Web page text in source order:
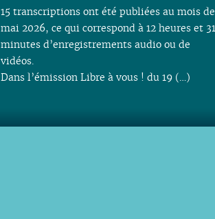
15 transcriptions ont été publiées au mois de
mai 2026, ce qui correspond à 12 heures et 31
minutes d’enregistrements audio ou de
vidéos.
Dans l’émission Libre à vous ! du 19 (…)